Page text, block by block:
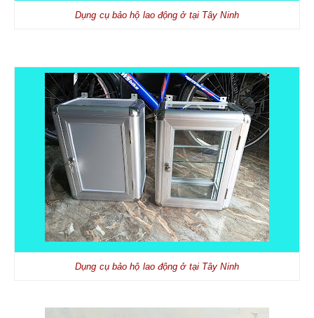
Dụng cụ bảo hộ lao động ở tại Tây Ninh
Dụng cụ bảo hộ lao động ở tại Tây Ninh